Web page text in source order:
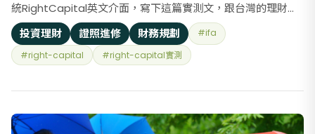
統RightCapital英文介面，寫下這篇實測文，跟台灣的理財顧
問分享這套美國財務規劃系統。 介紹一下RightCapital，它以
財務顧問視角建立流程，透過客戶暱稱資料建檔(Profile)，保
護客戶個資，財務問診整合財務目標(Goals)、
投資理財 證照進修 財務規劃
#ifa
#right-capital
#right-capital實測